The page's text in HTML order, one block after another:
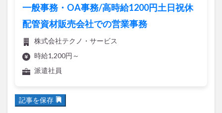
一般事務・OA事務/高時給1200円土日祝休
配管資材販売会社での営業事務
株式会社テクノ・サービス
時給1,200円～
派遣社員
記事を保存
ジャマイカ料理
ジャークチキン
スイーツ
スタバ
セレクトショップ
ソフトクリーム
ビアガーデン
フルーツ